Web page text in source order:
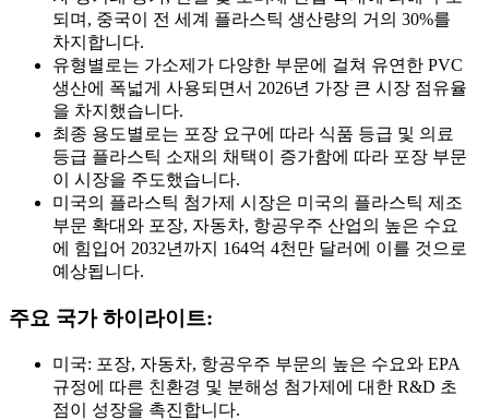
되며, 중국이 전 세계 플라스틱 생산량의 거의 30%를
차지합니다.
유형별로는 가소제가 다양한 부문에 걸쳐 유연한 PVC
생산에 폭넓게 사용되면서 2026년 가장 큰 시장 점유율
을 차지했습니다.
최종 용도별로는 포장 요구에 따라 식품 등급 및 의료
등급 플라스틱 소재의 채택이 증가함에 따라 포장 부문
이 시장을 주도했습니다.
미국의 플라스틱 첨가제 시장은 미국의 플라스틱 제조
부문 확대와 포장, 자동차, 항공우주 산업의 높은 수요
에 힘입어 2032년까지 164억 4천만 달러에 이를 것으로
예상됩니다.
주요 국가 하이라이트:
미국: 포장, 자동차, 항공우주 부문의 높은 수요와 EPA
규정에 따른 친환경 및 분해성 첨가제에 대한 R&D 초
점이 성장을 촉진합니다.